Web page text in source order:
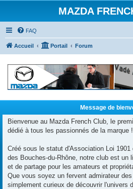
MAZDA
FAQ
Accueil Portail Forum
Message de
Bienvenue au Mazda French Club, le
dédié à tous les passionnés de la marque !
Créé sous le statut d'Association Loi
des Bouches-du-Rhône, notre club est un
et de partage pour les amateurs et
Que vous soyez un fervent admirateur
simplement curieux de découvrir l'univers